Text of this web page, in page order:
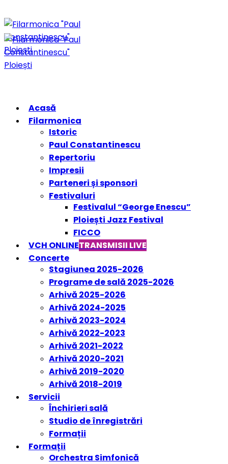
Acasă
Filarmonica
Istoric
Paul Constantinescu
Repertoriu
Impresii
Parteneri și sponsori
Festivaluri
Festivalul “George Enescu”
Ploiești Jazz Festival
FICCO
VCH ONLINETRANSMISII LIVE
Concerte
Stagiunea 2025-2026
Programe de sală 2025-2026
Arhivă 2025-2026
Arhivă 2024-2025
Arhivă 2023-2024
Arhivă 2022-2023
Arhivă 2021-2022
Arhivă 2020-2021
Arhivă 2019-2020
Arhivă 2018-2019
Servicii
Închirieri sală
Studio de înregistrări
Formații
Formații
Orchestra Simfonică